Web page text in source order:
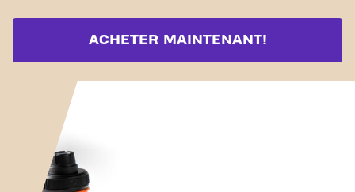
ACHETER MAINTENANT!